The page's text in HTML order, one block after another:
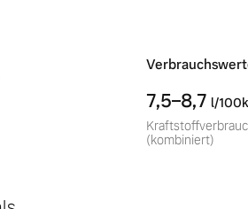
7,5–8,7 l/
(kombiniert)